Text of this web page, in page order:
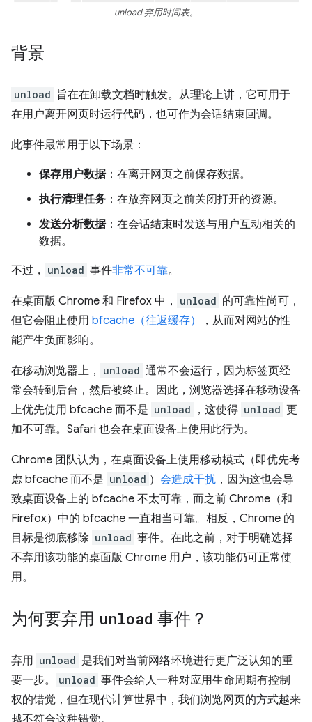
unload 弃用时间表。
背景
unload 旨在在卸载文档时触发。从理论上讲，它可用于
在用户离开网页时运行代码，也可作为会话结束回调。
此事件最常用于以下场景：
保存用户数据：在离开网页之前保存数据。
执行清理任务 ：在放弃网页之前关闭打开的资源。
发送分析数据：在会话结束时发送与用户互动相关的
数据。
不过， unload 事件非常不可靠。
在桌面版 Chrome 和 Firefox 中， unload 的可靠性尚可，
但它会阻止使用 bfcache（往返缓存）
，从而对网站的性
能产生负面影响。
在移动浏览器上， unload 通常不会运行，因为标签页经
常会转到后台，然后被终止。因此，浏览器选择在移动设备
上优先使用 bfcache 而不是 unload ，这使得 unload 更
加不可靠。Safari 也会在桌面设备上使用此行为。
Chrome 团队认为，在桌面设备上使用移动模式（即优先考
虑 bfcache 而不是 unload ） 会造成干扰 ，因为这也会导
致桌面设备上的 bfcache 不太可靠，而之前 Chrome（和
Firefox）中的 bfcache 一直相当可靠。相反，Chrome 的
目标是彻底移除 unload 事件。在此之前，对于明确选择
不弃用该功能的桌面版 Chrome 用户，该功能仍可正常使
用。
为何要弃用 unload 事件？
弃用 unload 是我们对当前网络环境进行更广泛认知的重
要一步。
unload 事件会给人一种对应用生命周期有控制
权的错觉，但在现代计算世界中，我们浏览网页的方式越来
越不符合这种错觉。